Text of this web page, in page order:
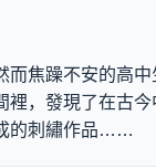
而焦躁不安的高
裡，發現了在古今
的刺繡作品……